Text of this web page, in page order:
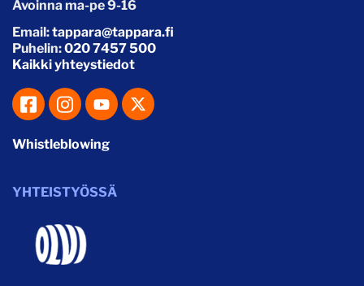
Avoinna ma-pe 9-16
Email:tappara@tappara.fi
Puhelin:020 7457 500
Kaikki yhteystiedot
Whistleblowing
YHTEISTYÖSSÄ